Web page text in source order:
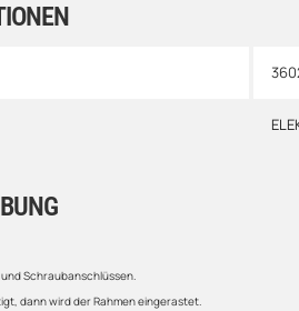
Schraubanschlüssen.
dann wird der Rahmen eingerastet.